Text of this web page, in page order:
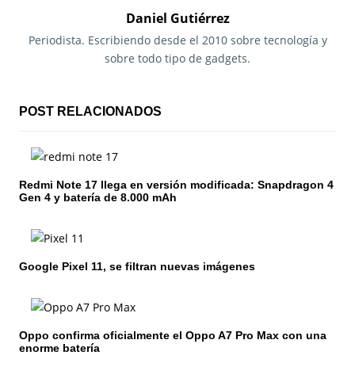
a
i
n
d
e
e
r
Daniel Gutiérrez
Periodista. Escribiendo desde el 2010 sobre tecnología y
sobre todo tipo de gadgets.
POST RELACIONADOS
Redmi Note 17 llega en versión modificada: Snapdragon 4
Gen 4 y batería de 8.000 mAh
Google Pixel 11, se filtran nuevas imágenes
Oppo confirma oficialmente el Oppo A7 Pro Max con una
enorme batería